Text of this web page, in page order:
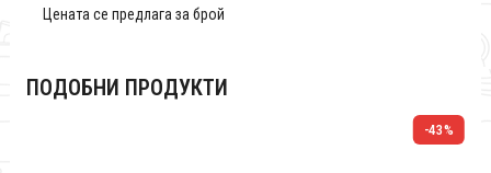
Цената се предлага за брой
ПОДОБНИ ПРОДУКТИ
-43%